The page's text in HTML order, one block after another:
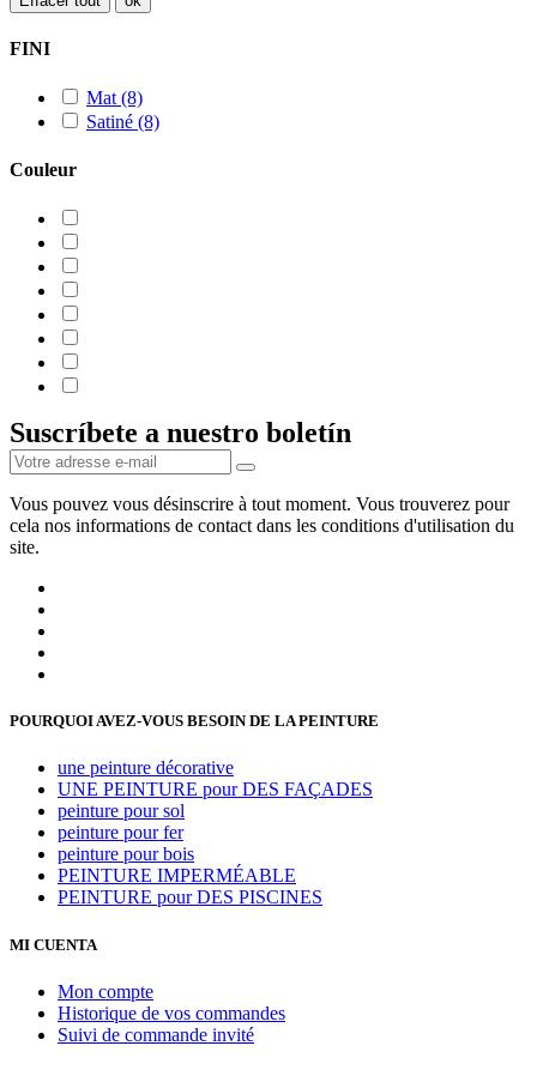
FINI
Mat(8)
Satiné (8)
Couleur
Suscríbete a nuestro boletín
Vous pouvez vous désinscrire à tout moment. Vous trouverez pour
cela nos informations de contact dans les conditions d'utilisation du
site.
POURQUOI AVEZ-VOUS BESOIN DE LA PEINTURE
une peinture décorative
UNE PEINTURE pour DES FAÇADES
peinture pour sol
peinture pour fer
peinture pour bois
PEINTURE IMPERMÉABLE
PEINTURE pour DES PISCINES
MI CUENTA
Mon compte
Historique de vos commandes
Suivi de commande invité